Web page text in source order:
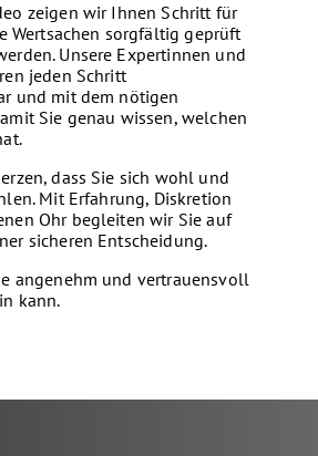
zeigen wir Ihnen Schritt für
Wertsachen sorgfältig geprüft
Unsere Expertinnen und
jeden Schritt
und mit dem nötigen
Sie genau wissen, welchen
dass Sie sich wohl und
Mit Erfahrung, Diskretion
Ohr begleiten wir Sie auf
sicheren Entscheidung.
angenehm und vertrauensvoll
kann.